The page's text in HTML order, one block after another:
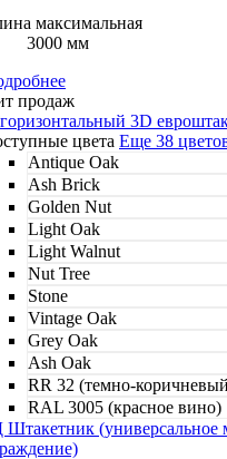
максимальная
3000 мм
продаж
цвета Еще 38
Antique Oak
Ash Brick
Golden Nut
Light Oak
Light Walnut
Nut Tree
Stone
Vintage Oak
Grey Oak
Ash Oak
RR 32 (темно-
RAL 3005 (красное вино)
Штакетник (универсальное